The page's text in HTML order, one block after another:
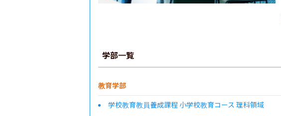
学部一覧
教育学部
学校教育教員養成課程 小学校教育コース 理科領域